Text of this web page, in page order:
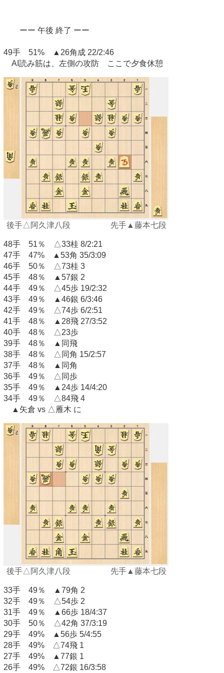
ーー 午後 終了 ーー
49手 51% ▲26角成 22/2:46
AI読み筋は、左側の攻防 ここで夕食休憩
後手△阿久津八段 先手▲藤本七段
48手 51％ △33桂 8/2:21
47手 47% ▲53角 35/3:09
46手 50％ △73桂 3
45手 48％ ▲57銀 2
44手 49％ △45歩 19/2:32
43手 49％ ▲46銀 6/3:46
42手 49％ △74歩 6/2:51
41手 48％ ▲28飛 27/3:52
40手 48％ △23歩
39手 48％ ▲同飛
38手 48％ △同角 15/2:57
37手 48％ ▲同角
36手 49％ △同歩
35手 49％ ▲24歩 14/4:20
34手 49％ △84飛 4
▲矢倉 vs △雁木 に
後手△阿久津八段 先手▲藤本七段
33手 49％ ▲79角 2
32手 49％ △54歩 2
31手 49％ ▲66歩 18/4:37
30手 50％ △42角 37/3:19
29手 49% ▲56歩 5/4:55
28手 49% △74飛 1
27手 49% ▲77銀 1
26手 49% △72銀 16/3:58